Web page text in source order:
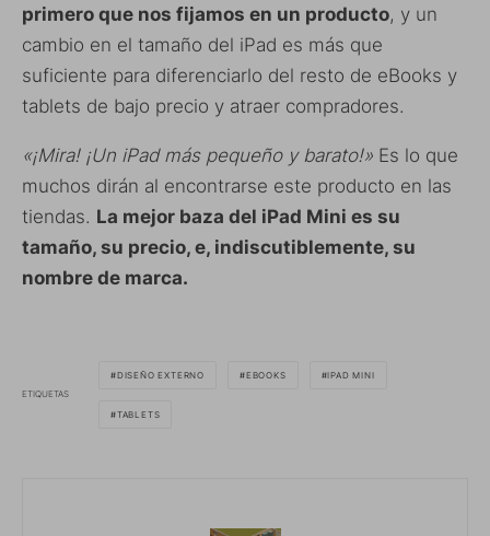
primero que nos fijamos en un producto, y un
cambio en el tamaño del iPad es más que
suficiente para diferenciarlo del resto de eBooks y
tablets de bajo precio y atraer compradores.
«¡Mira! ¡Un iPad más pequeño y barato!» Es lo que
muchos dirán al encontrarse este producto en las
tiendas. La mejor baza del iPad Mini es su
tamaño, su precio, e, indiscutiblemente, su
nombre de marca.
ETIQUETAS
DISEÑO EXTERNO EBOOKS IPAD MINI
TABLETS